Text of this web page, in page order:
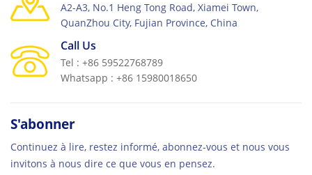
A2-A3, No.1 Heng Tong Road, Xiamei Town,
QuanZhou City, Fujian Province, China
Call Us
Tel : +86 59522768789
Whatsapp : +86 15980018650
S'abonner
Continuez à lire, restez informé, abonnez-vous et nous vous
invitons à nous dire ce que vous en pensez.